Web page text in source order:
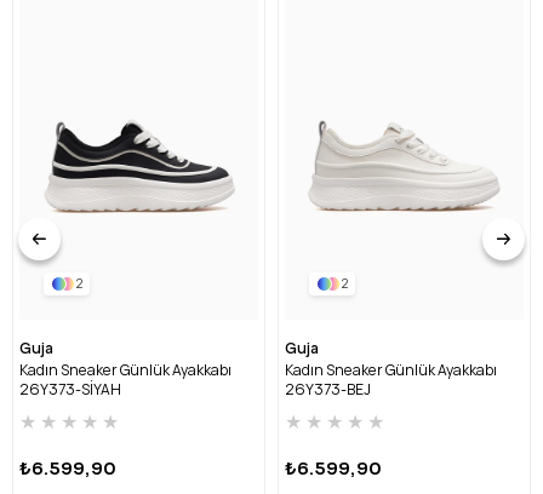
2
Guja
Kadın Sneaker Günlük Ayakkabı
26Y373-SİYAH
★ ★ ★ ★ ★
₺6.599,90
2
Guja
Kadın Sneaker Günlük Ayakkabı
26Y373-BEJ
★ ★ ★ ★ ★
₺6.599,90